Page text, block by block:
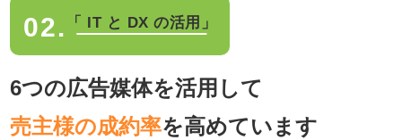
02. 「 IT と DX の活用」
6つの広告媒体を活用して
売主様の成約率を高めています